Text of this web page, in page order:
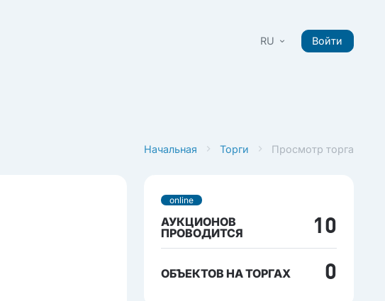
RU Войти
Начальная Торги Просмотр торга
online
АУКЦИОНОВ
ПРОВОДИТСЯ
10
ОБЪЕКТОВ НА ТОРГАХ 0